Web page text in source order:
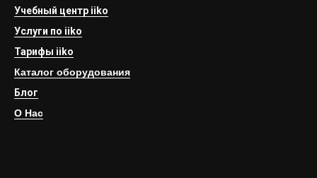
Учебный центр iiko
Услуги по iiko
Тарифы iiko
Каталог оборудования
Блог
О Нас